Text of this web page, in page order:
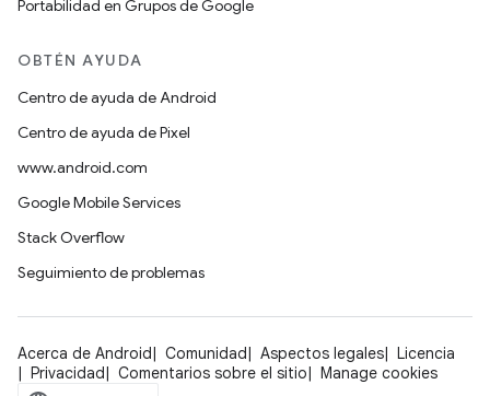
Portabilidad en Grupos de Google
OBTÉN AYUDA
Centro de ayuda de Android
Centro de ayuda de Pixel
www.android.com
Google Mobile Services
Stack Overflow
Seguimiento de problemas
Acerca de Android Comunidad Aspectos legales
Licencia
Privacidad
Comentarios sobre el sitio Manage cookies